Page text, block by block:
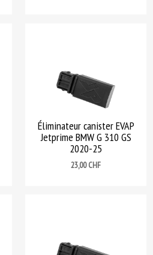
Éliminateur canister EVAP
Jetprime BMW G 310 GS
2020-25
Prix
23,00 CHF